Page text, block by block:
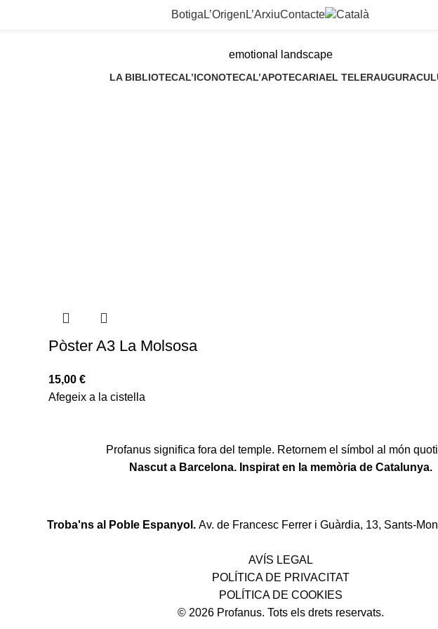
Botiga L’Origen L’ArxiuContacte
emotional landscape
LA BIBLIOTECAL’ICONOTECAL’APOTECARIAEL TELER
Pòster A3 La Molsosa
15,00 €
Afegeix a la cistella
Profanus significa fora del temple. Retornem el símbol al món
Nascut a Barcelona. Inspirat en la memòria de Catalunya.
Troba'ns al Poble Espanyol. Av. de Francesc Ferrer i Guàrdia, 13, Sants-
AVÍS LEGAL
POLÍTICA DE PRIVACITAT
POLÍTICA DE COOKIES
© 2026 Profanus. Tots els drets reservats.